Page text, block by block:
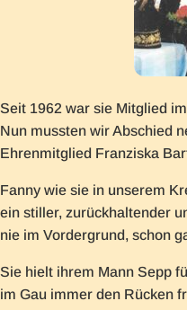
Seit 1962 war sie Mitglied
Nun mussten wir Abschied
Ehrenmitglied Franziska
Fanny wie sie in unserem
ein stiller, zurückhaltender
nie im Vordergrund, schon
Sie hielt ihrem Mann Sepp
im Gau immer den Rücken